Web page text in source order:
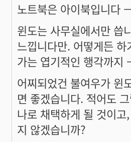
노트북은 아이북입니다
윈도는 사무실에서만 씁
느낍니다만. 어떻게든
가는 엽기적인 행각까지
어찌되었건 불여우가 윈
면 좋겠습니다. 적어도
나로 채택하게 될 것이
지 않겠습니까?